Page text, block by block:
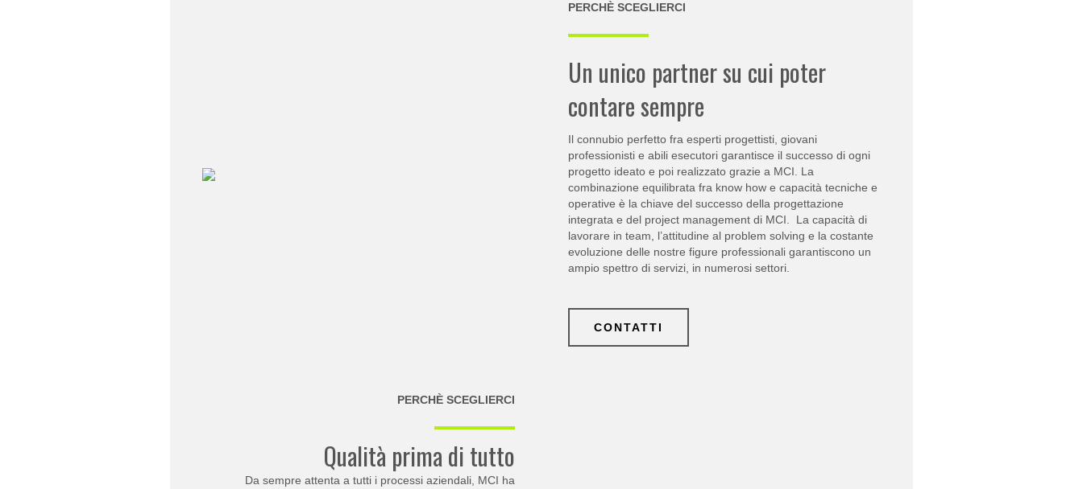
PERCHÈ SCEGLIERCI
Un unico partner su cui poter
contare sempre
Il connubio perfetto fra esperti progettisti, giovani
professionisti e abili esecutori garantisce il successo di ogni
progetto ideato e poi realizzato grazie a MCI. La
combinazione equilibrata fra know how e capacità tecniche e
operative è la chiave del successo della progettazione
integrata e del project management di MCI. La capacità di
lavorare in team, l’attitudine al problem solving e la costante
evoluzione delle nostre figure professionali garantiscono un
ampio spettro di servizi, in numerosi settori.
CONTATTI
PERCHÈ SCEGLIERCI
Qualità prima di tutto
Da sempre attenta a tutti i processi aziendali, MCI ha